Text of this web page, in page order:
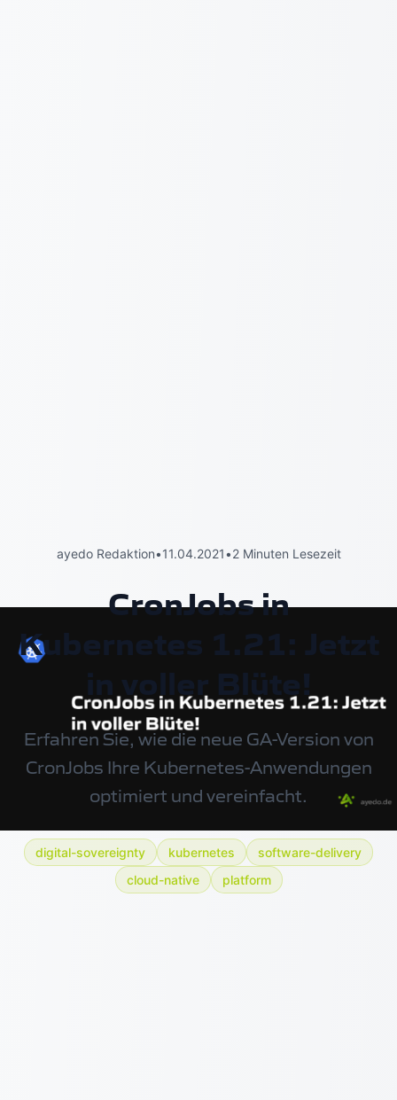
ayedo Redaktion•11.04.2021•2 Minuten Lesezeit
CronJobs in
Kubernetes 1.21: Jetzt
in voller Blüte!
Erfahren Sie, wie die neue GA-Version von
CronJobs Ihre Kubernetes-Anwendungen
optimiert und vereinfacht.
digital-sovereignty kubernetes
software-delivery
cloud-native
platform